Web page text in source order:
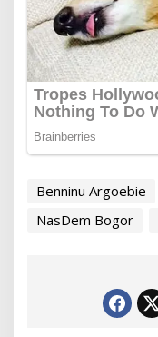
Benninu Argoebie
NasDem Bogor